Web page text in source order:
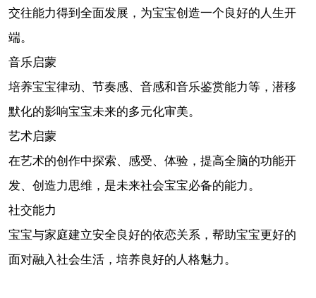
交往能力得到全面发展，为宝宝创造一个良好的人生开
端。
音乐启蒙
培养宝宝律动、节奏感、音感和音乐鉴赏能力等，潜移
默化的影响宝宝未来的多元化审美。
艺术启蒙
在艺术的创作中探索、感受、体验，提高全脑的功能开
发、创造力思维，是未来社会宝宝必备的能力。
社交能力
宝宝与家庭建立安全良好的依恋关系，帮助宝宝更好的
面对融入社会生活，培养良好的人格魅力。